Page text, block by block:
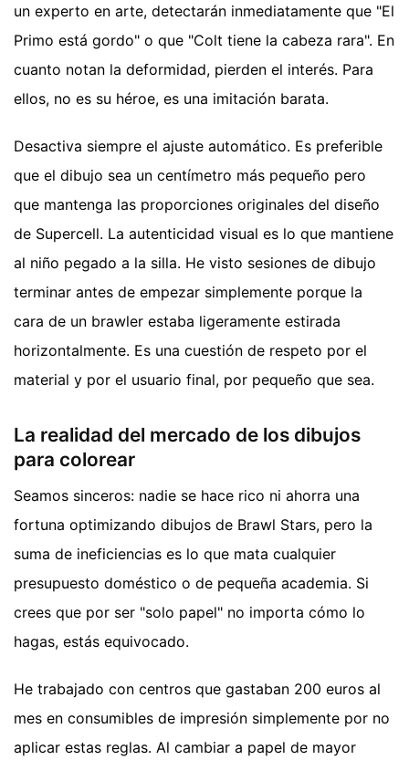
un experto en arte, detectarán inmediatamente que "El
Primo está gordo" o que "Colt tiene la cabeza rara". En
cuanto notan la deformidad, pierden el interés. Para
ellos, no es su héroe, es una imitación barata.
Desactiva siempre el ajuste automático. Es preferible
que el dibujo sea un centímetro más pequeño pero
que mantenga las proporciones originales del diseño
de Supercell. La autenticidad visual es lo que mantiene
al niño pegado a la silla. He visto sesiones de dibujo
terminar antes de empezar simplemente porque la
cara de un brawler estaba ligeramente estirada
horizontalmente. Es una cuestión de respeto por el
material y por el usuario final, por pequeño que sea.
La realidad del mercado de los dibujos
para colorear
Seamos sinceros: nadie se hace rico ni ahorra una
fortuna optimizando dibujos de Brawl Stars, pero la
suma de ineficiencias es lo que mata cualquier
presupuesto doméstico o de pequeña academia. Si
crees que por ser "solo papel" no importa cómo lo
hagas, estás equivocado.
He trabajado con centros que gastaban 200 euros al
mes en consumibles de impresión simplemente por no
aplicar estas reglas. Al cambiar a papel de mayor